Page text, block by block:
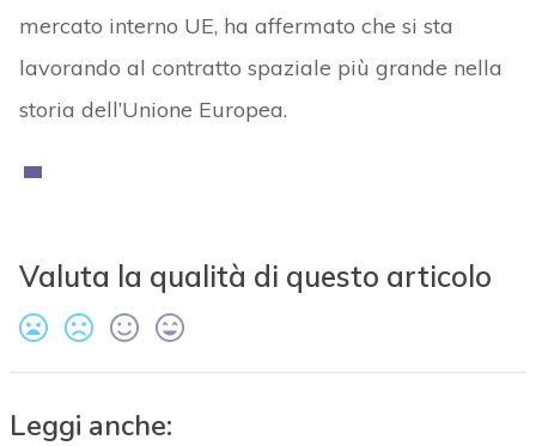
mercato interno UE, ha affermato che si sta
lavorando al contratto spaziale più grande nella
storia dell’Unione Europea.
Valuta la qualità di questo articolo
Leggi anche: